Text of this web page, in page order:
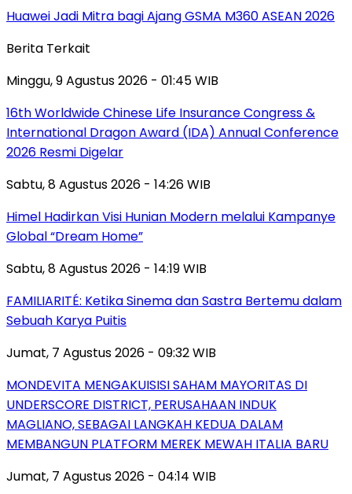
Huawei Jadi Mitra bagi Ajang GSMA M360 ASEAN 2026
Berita Terkait
Minggu, 9 Agustus 2026 - 01:45 WIB
16th Worldwide Chinese Life Insurance Congress &
International Dragon Award (IDA) Annual Conference
2026 Resmi Digelar
Sabtu, 8 Agustus 2026 - 14:26 WIB
Himel Hadirkan Visi Hunian Modern melalui Kampanye
Global “Dream Home”
Sabtu, 8 Agustus 2026 - 14:19 WIB
FAMILIARITÉ: Ketika Sinema dan Sastra Bertemu dalam
Sebuah Karya Puitis
Jumat, 7 Agustus 2026 - 09:32 WIB
MONDEVITA MENGAKUISISI SAHAM MAYORITAS DI
UNDERSCORE DISTRICT, PERUSAHAAN INDUK
MAGLIANO, SEBAGAI LANGKAH KEDUA DALAM
MEMBANGUN PLATFORM MEREK MEWAH ITALIA BARU
Jumat, 7 Agustus 2026 - 04:14 WIB